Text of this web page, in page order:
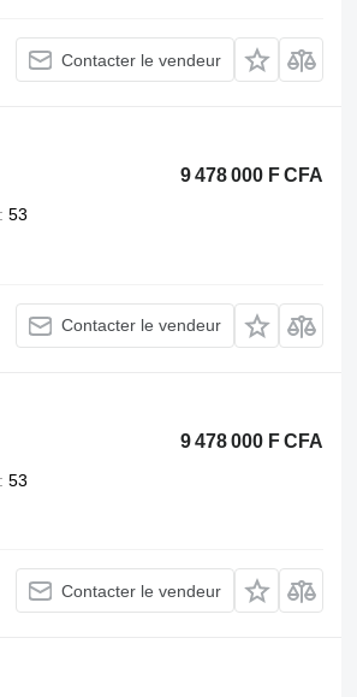
Contacter le vendeur
9 478 000 F CFA
53
Contacter le vendeur
9 478 000 F CFA
53
Contacter le vendeur